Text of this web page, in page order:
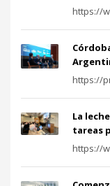
https://
https://
La
tareas
https://